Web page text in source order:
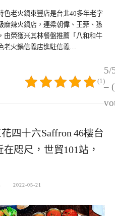
色老火鍋東豐店是台北40多年老字
麻辣火鍋店，連梁朝偉、王菲、孫
由榮獲米其林餐盤推薦「八和和牛
老火鍋信義店進駐信義…
5/
–
(1)
四十六Saffron 46樓台
咫尺，世貿101站，
2022-05-21